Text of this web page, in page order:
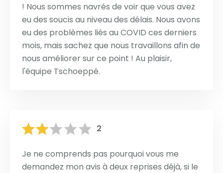
! Nous sommes navrés de voir que vous avez
eu des soucis au niveau des délais. Nous avons
eu des problèmes liés au COVID ces derniers
mois, mais sachez que nous travaillons afin de
nous améliorer sur ce point ! Au plaisir,
l'équipe Tschoeppé.
2
Je ne comprends pas pourquoi vous me
demandez mon avis à deux reprises déjà, si le